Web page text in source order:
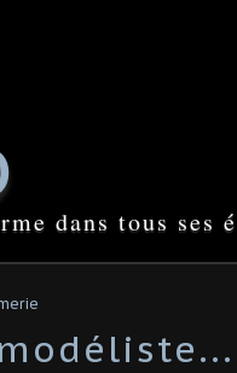
dans tous ses